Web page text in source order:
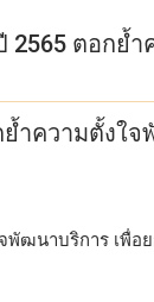
2565 ตอก
ย้ำความตั้ง
จพัฒนาบริการ เพื่